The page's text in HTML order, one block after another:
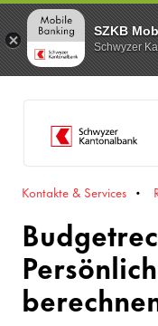
SZKB
Schwyzer
Kontakte & Services